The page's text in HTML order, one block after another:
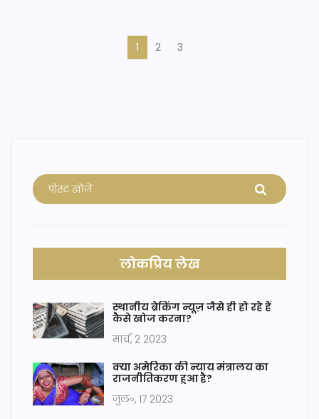
1 2 3
लोकप्रिय लेख
स्थानीय ब्रेकिंग न्यूज़ जैसे ही हो रहे हैं
कैसे खोज करना?
मार्च, 2 2023
क्या अमेरिका की न्याय मंत्रालय का
राजनीतिकरण हुआ है?
जुल॰, 17 2023